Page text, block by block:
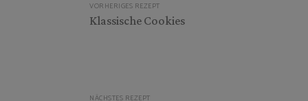
VORHERIGES REZEPT
Klassische Cookies
NÄCHSTES REZEPT